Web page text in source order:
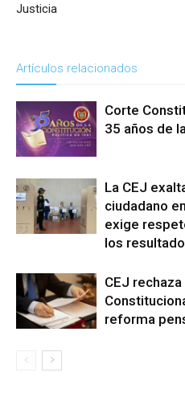
Justicia
Artículos relacionados
Corte
35 años de
La CEJ
ciudadano
exige
los
CEJ
reforma